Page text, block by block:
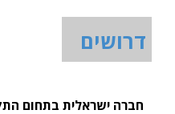
דרושים
חברה ישראלית בתחום